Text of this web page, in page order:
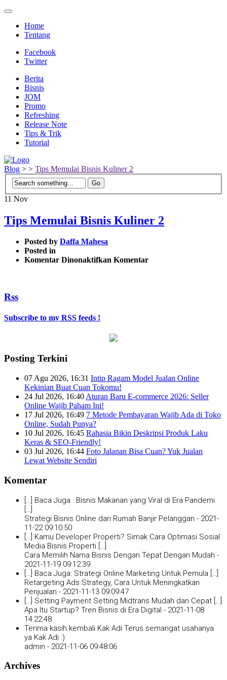
Home
Tentang
Facebook
Twitter
Berita
Bisnis
JOM
Promo
Refreshing
Release Note
Tips & Trik
Tutorial
Blog > > Tips Memulai Bisnis Kuliner 2
11 Nov
Tips Memulai Bisnis Kuliner 2
Posted by Daffa Mahesa
Posted in
Komentar Dinonaktifkan pada
Komentar
Rss
Subscribe to my RSS feeds !
Posting Terkini
07 Agu 2026, 16:31 Intip Ragam Model Jualan Online
Kekinian Buat Cuan Tokomu!
24 Jul 2026, 16:40 Aturan Baru E-commerce 2026: Seller
Online Wajib Paham Ini!
17 Jul 2026, 16:49 7 Metode Pembayaran Wajib Ada di Toko
Online, Sudah Punya?
10 Jul 2026, 16:45 Rahasia Bikin Deskripsi Produk Laku
Keras & SEO-Friendly!
03 Jul 2026, 16:44 Foto Jalanan Bisa Cuan? Yuk Jualan
Lewat Website Sendiri
Komentar
[…] Baca Juga : Bisnis Makanan yang Viral di Era Pandemi
Strategi Bisnis Online dari Rumah Banjir Pelanggan - 2021-
11-22 09:10:50
[…] Kamu Developer Properti? Simak Cara Optimasi Sosial
Media Bisnis Properti […]
Cara Memilih Nama Bisnis Dengan Tepat Dengan Mudah -
2021-11-19 09:12:39
[…] Baca Juga: Strategi Online Marketing Untuk Pemula […]
Retargeting Ads Strategy, Cara Untuk Meningkatkan
Penjualan - 2021-11-13 09:09:47
[…] Setting Payment Setting Midtrans Mudah dan Cepat […]
Apa Itu Startup? Tren Bisnis di Era Digital - 2021-11-08
14:22:48
Terima kasih kembali Kak Adi Terus semangat usahanya
ya Kak Adi :)
admin - 2021-11-06 09:48:06
Archives